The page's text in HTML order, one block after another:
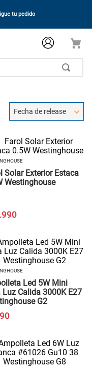
tu pedido
Fecha de release
Solar Exterior Estaca
Westinghouse
.990
Led 5W Mini
Luz Calida 3000K E27
G2